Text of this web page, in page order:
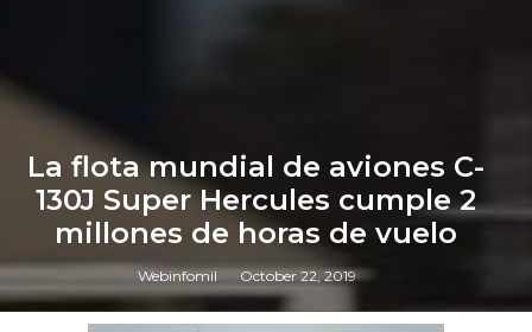
La flota mundial de aviones C-
130J Super Hercules cumple 2
millones de horas de vuelo
Webinfomil October 22, 2019